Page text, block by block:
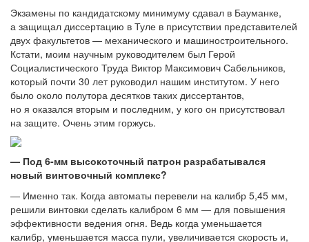
Экзамены по кандидатскому минимуму сдавал в Бауманке,
а защищал диссертацию в Туле в присутствии представителей
двух факультетов — механического и машиностроительного.
Кстати, моим научным руководителем был Герой
Социалистического Труда Виктор Максимович Сабельников,
который почти 30 лет руководил нашим институтом. У него
было около полутора десятков таких диссертантов,
но я оказался вторым и последним, у кого он присутствовал
на защите. Очень этим горжусь.
— Под 6-мм высокоточный патрон разрабатывался
новый винтовочный комплекс?
— Именно так. Когда автоматы перевели на калибр 5,45 мм,
решили винтовки сделать калибром 6 мм — для повышения
эффективности ведения огня. Ведь когда уменьшается
калибр, уменьшается масса пули, увеличивается скорость и,